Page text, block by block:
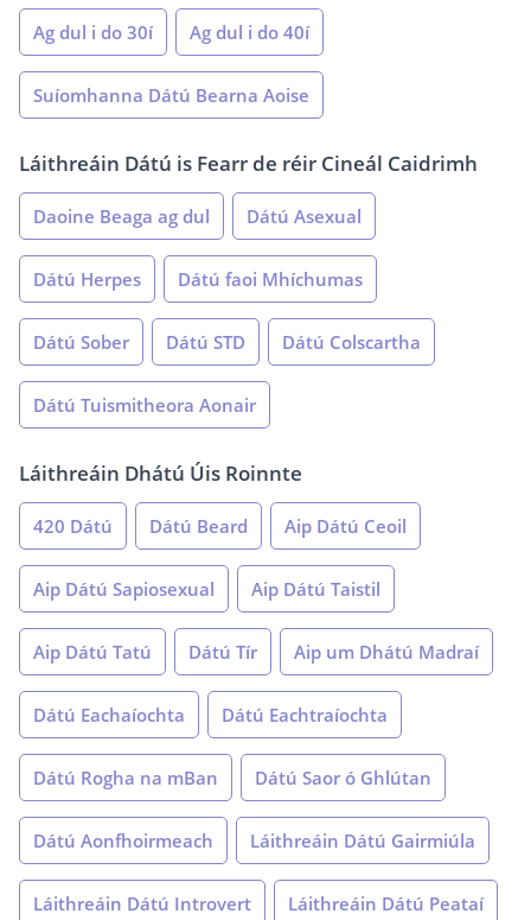
Ag dul i do 30í Ag dul i do 40í
Suíomhanna Dátú Bearna Aoise
Láithreáin Dátú is Fearr de réir Cineál Caidrimh
Daoine Beaga ag dul Dátú Asexual
Dátú Herpes Dátú faoi Mhíchumas
Dátú Sober Dátú STD Dátú Colscartha
Dátú Tuismitheora Aonair
Láithreáin Dhátú Úis Roinnte
420 Dátú Dátú Beard Aip Dátú Ceoil
Aip Dátú Sapiosexual Aip Dátú Taistil
Aip Dátú Tatú Dátú Tír Aip um Dhátú Madraí
Dátú Eachaíochta Dátú Eachtraíochta
Dátú Rogha na mBan Dátú Saor ó Ghlútan
Dátú Aonfhoirmeach Láithreáin Dátú Gairmiúla
Láithreáin Dátú Introvert Láithreáin Dátú Peataí